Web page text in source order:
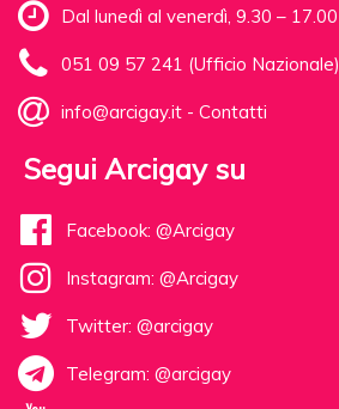
Dal lunedì al venerdì, 9.30 – 17.00
051 09 57 241 (Ufficio Nazionale)
info@arcigay.it - Contatti
Segui Arcigay su
Facebook: @Arcigay
Instagram: @Arcigay
Twitter: @arcigay
Telegram: @arcigay